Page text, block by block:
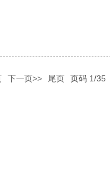
下一页>> 尾页 页码 1/35